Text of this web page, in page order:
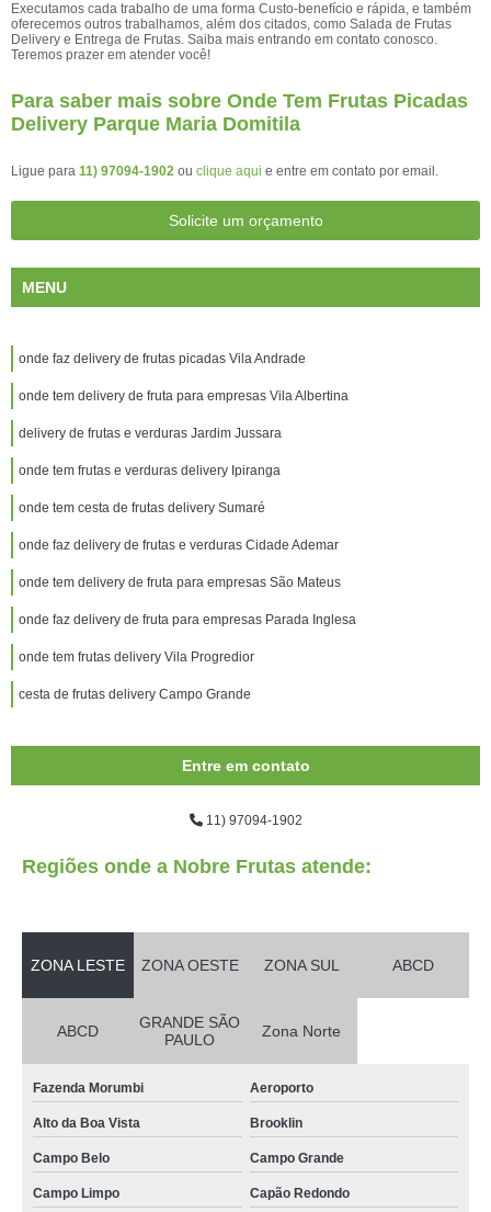
Executamos cada trabalho de uma forma Custo-benefício e rápida, e também
oferecemos outros trabalhamos, além dos citados, como Salada de Frutas
Delivery e Entrega de Frutas. Saiba mais entrando em contato conosco.
Teremos prazer em atender você!
Para saber mais sobre Onde Tem Frutas Picadas
Delivery Parque Maria Domitila
Ligue para 11) 97094-1902 ou clique aqui e entre em contato por email.
Solicite um orçamento
MENU
onde faz delivery de frutas picadas Vila Andrade
onde tem delivery de fruta para empresas Vila Albertina
delivery de frutas e verduras Jardim Jussara
onde tem frutas e verduras delivery Ipiranga
onde tem cesta de frutas delivery Sumaré
onde faz delivery de frutas e verduras Cidade Ademar
onde tem delivery de fruta para empresas São Mateus
onde faz delivery de fruta para empresas Parada Inglesa
onde tem frutas delivery Vila Progredior
cesta de frutas delivery Campo Grande
Entre em contato
11) 97094-1902
Regiões onde a Nobre Frutas atende:
ZONA LESTE ZONA OESTE ZONA SUL ABCD
ABCD
GRANDE SÃO
PAULO
Zona Norte
Fazenda Morumbi Aeroporto
Alto da Boa Vista Brooklin
Campo Belo Campo Grande
Campo Limpo Capão Redondo